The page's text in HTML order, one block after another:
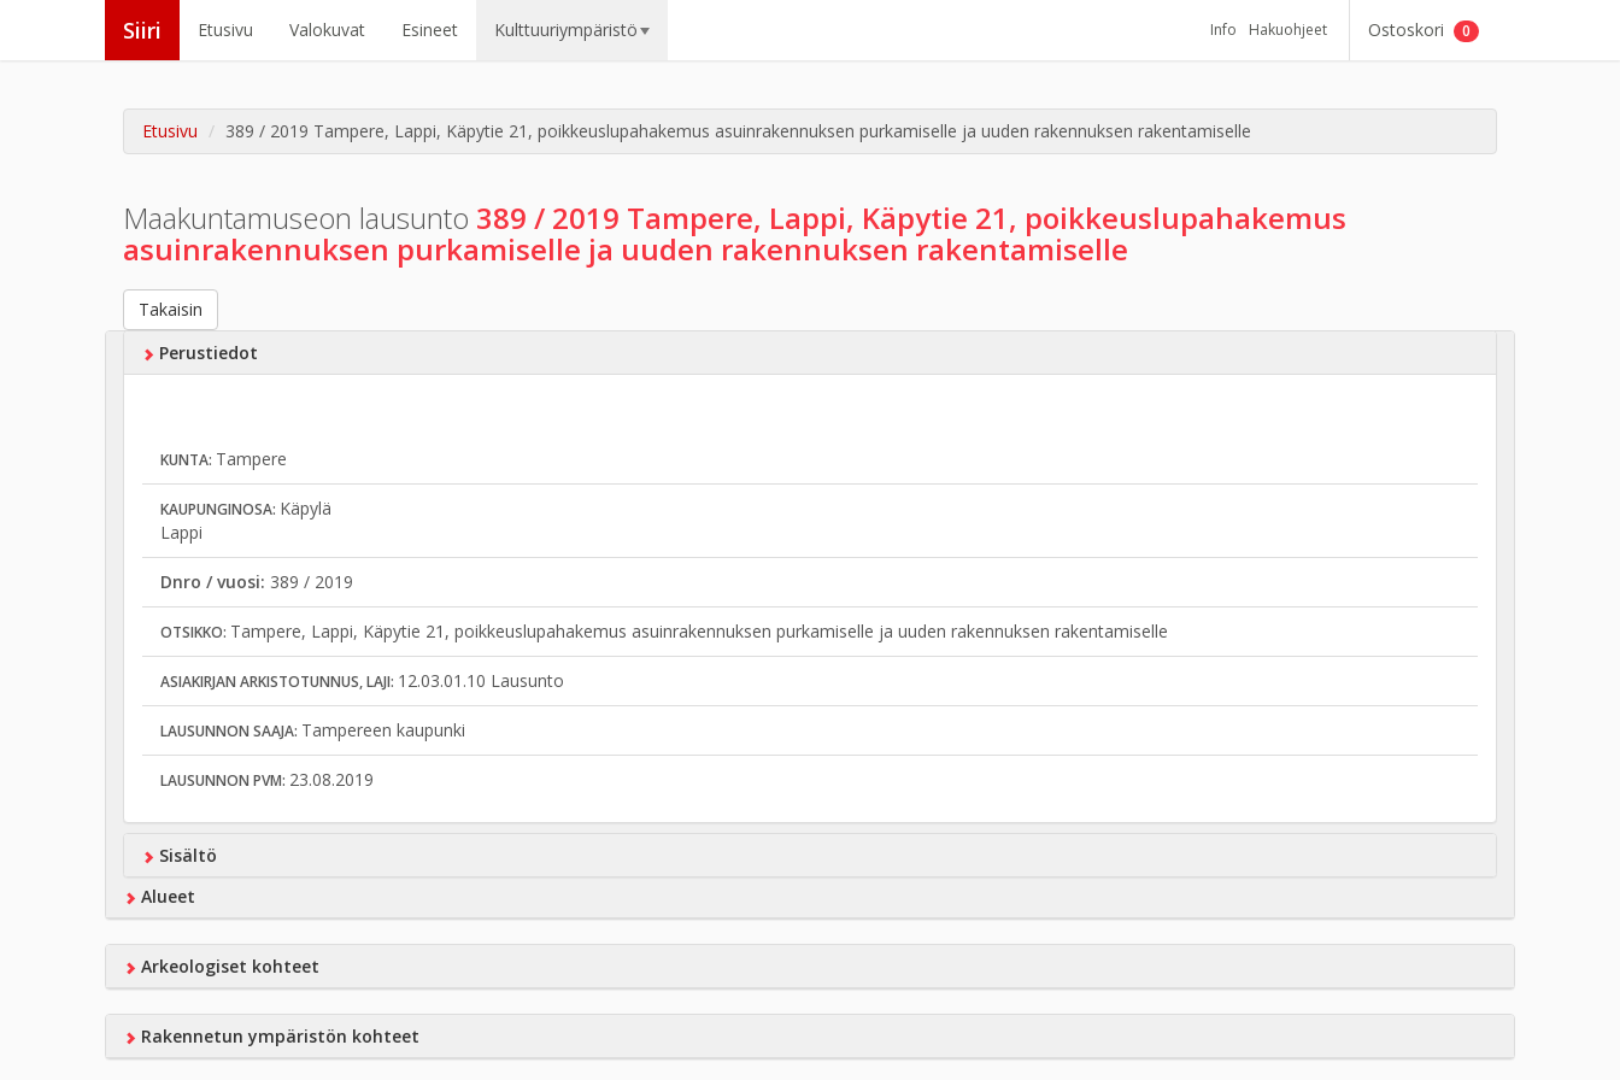
Siiri Etusivu Valokuvat Esineet Kulttuuriympäristö Info Hakuohjeet Ostoskori 0
Etusivu 389 / 2019 Tampere, Lappi, Käpytie 21, poikkeuslupahakemus asuinrakennuksen purkamiselle ja uuden rakennuksen rakentamiselle
Maakuntamuseon lausunto 389 / 2019 Tampere, Lappi, Käpytie 21, poikkeuslupahakemus
asuinrakennuksen purkamiselle ja uuden rakennuksen rakentamiselle
Takaisin
Perustiedot
KUNTA: Tampere
KAUPUNGINOSA: Käpylä
Lappi
Dnro / vuosi: 389 / 2019
OTSIKKO: Tampere, Lappi, Käpytie 21, poikkeuslupahakemus asuinrakennuksen purkamiselle ja uuden rakennuksen rakentamiselle
ASIAKIRJAN ARKISTOTUNNUS, LAJI: 12.03.01.10 Lausunto
LAUSUNNON SAAJA: Tampereen kaupunki
LAUSUNNON PVM: 23.08.2019
Sisältö
Alueet
Arkeologiset kohteet
Rakennetun ympäristön kohteet